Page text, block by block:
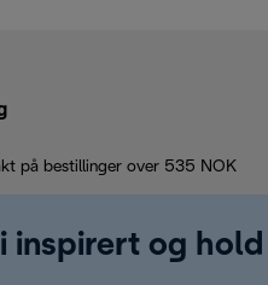
på bestillinger over 535 NOK
inspirert og